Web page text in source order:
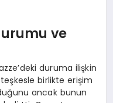
ve
duruma ilişkin
birlikte erişim
ancak bunun